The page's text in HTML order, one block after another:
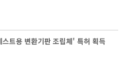
트용 변환기판 조립체' 특허 획득